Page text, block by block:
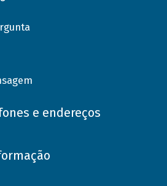
e endereços